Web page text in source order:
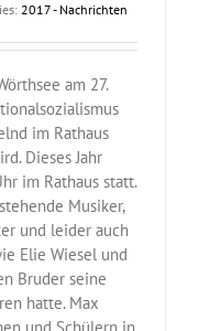
2017 - Nachrichten
am 27.
im Rathaus
Dieses Jahr
im Rathaus statt.
Musiker,
und leider auch
Elie Wiesel und
Bruder seine
hatte. Max